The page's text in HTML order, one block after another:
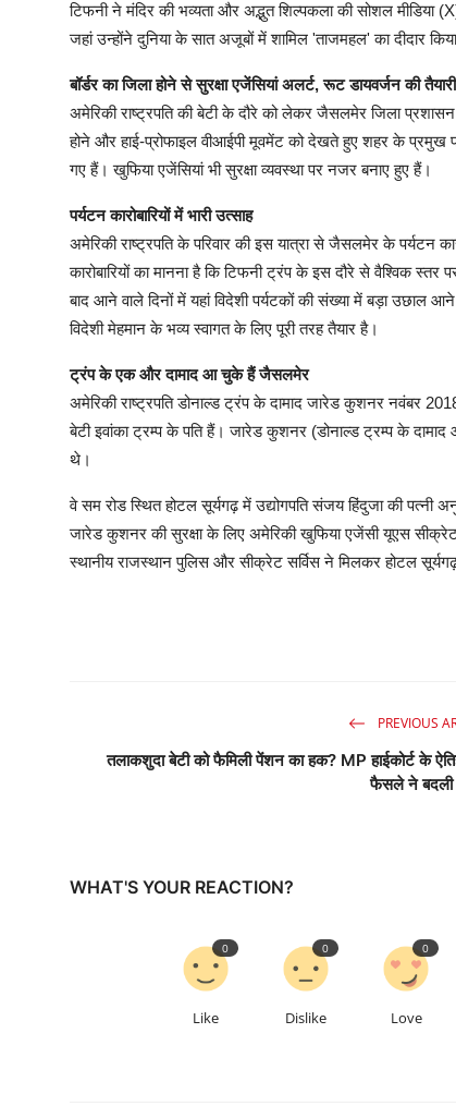
टिफनी ने मंदिर की भव्यता और अद्भुत शिल्पकला की सोशल मीडिया
जहां उन्होंने दुनिया के सात अजूबों में शामिल 'ताजमहल' का दीदार
बॉर्डर का जिला होने से सुरक्षा एजेंसियां अलर्ट, रूट डायवर्जन की तैयारी
अमेरिकी राष्ट्रपति की बेटी के दौरे को लेकर जैसलमेर जिला
होने और हाई-प्रोफाइल वीआईपी मूवमेंट को देखते हुए शहर के प्रमुख
गए हैं। खुफिया एजेंसियां भी सुरक्षा व्यवस्था पर नजर बनाए हुए हैं।
पर्यटन कारोबारियों में भारी उत्साह
अमेरिकी राष्ट्रपति के परिवार की इस यात्रा से जैसलमेर के पर्यटन
कारोबारियों का मानना है कि टिफनी ट्रंप के इस दौरे से वैश्विक
बाद आने वाले दिनों में यहां विदेशी पर्यटकों की संख्या में बड़ा उछाल
विदेशी मेहमान के भव्य स्वागत के लिए पूरी तरह तैयार है।
ट्रंप के एक और दामाद आ चुके हैं जैसलमेर
अमेरिकी राष्ट्रपति डोनाल्ड ट्रंप के दामाद जारेड कुशनर नवंबर
बेटी इवांका ट्रम्प के पति हैं। जारेड कुशनर (डोनाल्ड ट्रम्प के
थे।
वे सम रोड स्थित होटल सूर्यगढ़ में उद्योगपति संजय हिंदुजा की पत्नी
जारेड कुशनर की सुरक्षा के लिए अमेरिकी खुफिया एजेंसी यूएस
स्थानीय राजस्थान पुलिस और सीक्रेट सर्विस ने मिलकर होटल
PREVIOUS
तलाकशुदा बेटी को फैमिली पेंशन का हक? MP हाईकोर्ट के
फैसले ने बदली
WHAT'S YOUR REACTION?
Like
0
Dislike
0
Love
0